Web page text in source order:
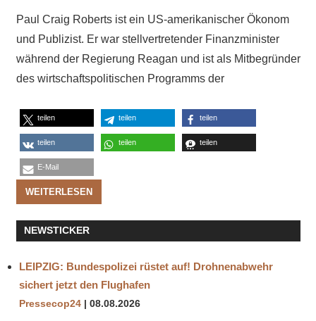
Paul Craig Roberts ist ein US-amerikanischer Ökonom
und Publizist. Er war stellvertretender Finanzminister
während der Regierung Reagan und ist als Mitbegründer
des wirtschaftspolitischen Programms der
teilen teilen teilen
teilen teilen teilen
E-Mail
WEITERLESEN
NEWSTICKER
LEIPZIG: Bundespolizei rüstet auf! Drohnenabwehr
sichert jetzt den Flughafen
Pressecop24 08.08.2026